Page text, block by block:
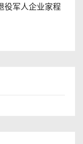
军人企业家程